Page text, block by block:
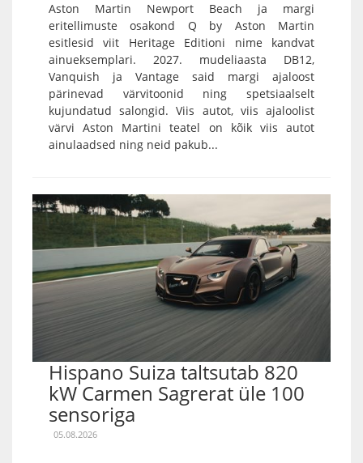
Aston Martin Newport Beach ja margi
eritellimuste osakond Q by Aston Martin
esitlesid viit Heritage Editioni nime kandvat
ainueksemplari. 2027. mudeliaasta DB12,
Vanquish ja Vantage said margi ajaloost
pärinevad värvitoonid ning spetsiaalselt
kujundatud salongid. Viis autot, viis ajaloolist
värvi Aston Martini teatel on kõik viis autot
ainulaadsed ning neid pakub...
Hispano Suiza taltsutab 820
kW Carmen Sagrerat üle 100
sensoriga
05.08.2026